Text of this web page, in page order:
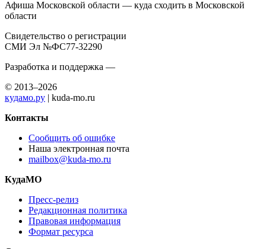
Афиша Московской области — куда сходить в Московской
области
Свидетельство о регистрации
СМИ Эл №ФС77-32290
Разработка и поддержка —
© 2013–2026
кудамо.ру | kuda-mo.ru
Контакты
Сообщить об ошибке
Наша электронная почта
mailbox@kuda-mo.ru
КудаМО
Пресс-релиз
Редакционная политика
Правовая информация
Формат ресурса